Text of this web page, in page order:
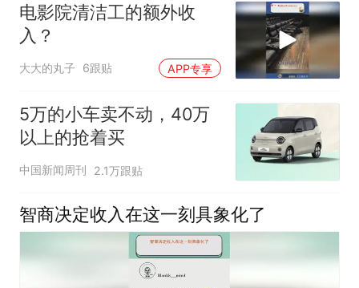
电影院清洁工的额外收
入？
大大的丸子 6跟贴 APP专享
5万的小车卖不动，40万
以上的抢着买
中国新闻周刊 2.1万跟贴
智商决定收入在这一刻具象化了